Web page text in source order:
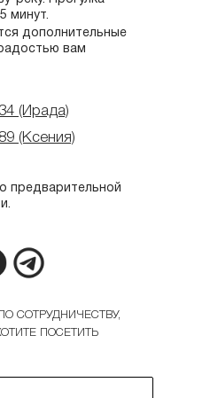
(Ирада)
(Ксения)
СОТРУДНИЧЕСТВУ,
ПОСЕТИТЬ
минут.
дополнительные
вам
предварительной